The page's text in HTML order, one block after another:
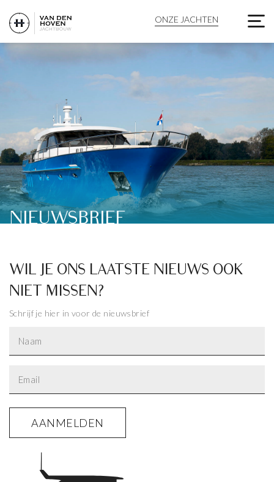
NIEUWSBRIEF - VAN
ONZE JACHTEN
NIEUWSBRIEF
WIL JE ONS LAATSTE NIEUWS OOK
NIET MISSEN?
Schrijf je hier in voor de nieuwsbrief